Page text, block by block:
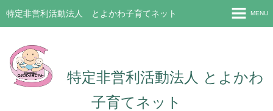
特定非営利活動法人 とよかわ子育てネット
特定非営利活動法人 とよかわ
子育てネット
MENU
プロフィール
お問い合わせ